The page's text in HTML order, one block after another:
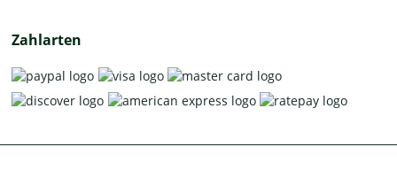
Zahlarten